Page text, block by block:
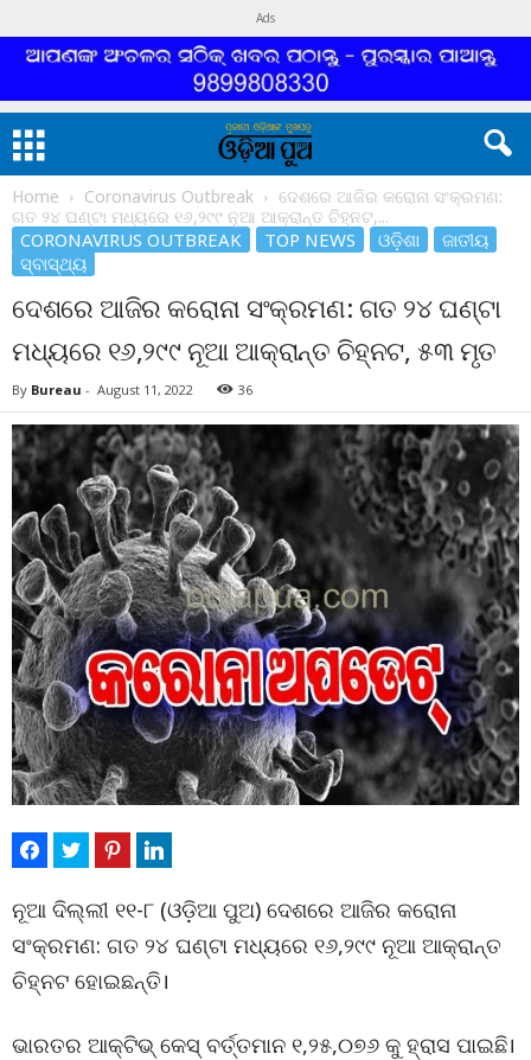
Ads
Home Coronavirus Outbreak
ଦେଶରେ ଆଜିର କରୋନା ସଂକ୍ରମଣ:
ଗତ ୨୪ ଘଣ୍ଟା ମଧ୍ୟରେ ୧୬,୨୯୯ ନୂଆ ଆକ୍ରାନ୍ତ ଚିହ୍ନଟ,...
CORONAVIRUS OUTBREAK TOP NEWS ଓଡ଼ିଶା
ଜାତୀୟ
ସ୍ବାସ୍ଥ୍ୟ
ଦେଶରେ ଆଜିର କରୋନା ସଂକ୍ରମଣ: ଗତ ୨୪ ଘଣ୍ଟା
ମଧ୍ୟରେ ୧୬,୨୯୯ ନୂଆ ଆକ୍ରାନ୍ତ ଚିହ୍ନଟ, ୫୩ ମୃତ
By Bureau - August 11, 2022 36
ନୂଆ ଦିଲ୍ଲୀ ୧୧-୮ (ଓଡ଼ିଆ ପୁଅ) ଦେଶରେ ଆଜିର କରୋନା
ସଂକ୍ରମଣ: ଗତ ୨୪ ଘଣ୍ଟା ମଧ୍ୟରେ ୧୬,୨୯୯ ନୂଆ ଆକ୍ରାନ୍ତ
ଚିହ୍ନଟ ହୋଇଛନ୍ତି।
ଭାରତର ଆକ୍ଟିଭ୍ କେସ୍ ବର୍ତ୍ତମାନ ୧,୨୫,୦୭୬ କୁ ହ୍ରାସ ପାଇଛି।